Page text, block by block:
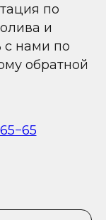
по
и
с нами по
обратной